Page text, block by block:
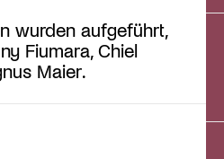
wurden aufgeführt,
Fiumara, Chiel
Maier.